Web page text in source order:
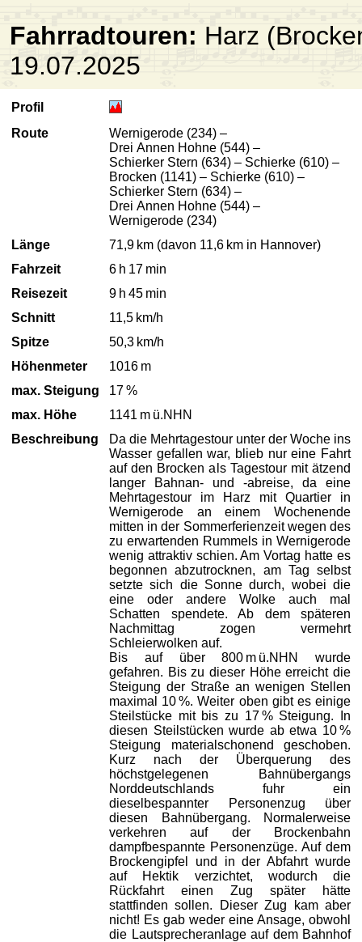
Fahrradtouren: Harz
19.07.2025
Profil
Route
Wernigerode (234) –
Drei Annen Hohne (544) –
Schierker Stern (634) – Schierke (610) –
Brocken (1141) – Schierke (610) –
Schierker Stern (634) –
Drei Annen Hohne (544) –
Wernigerode (234)
Länge
71,9 km (davon 11,6 km in Hannover)
Fahrzeit
6 h 17 min
Reisezeit
9 h 45 min
Schnitt
11,5 km/h
Spitze
50,3 km/h
Höhenmeter
1016 m
max. Steigung
17 %
max. Höhe
1141 m ü.NHN
Beschreibung
Da die Mehrtagestour unter der Woche ins
Wasser gefallen war, blieb nur eine Fahrt
auf den Brocken als Tagestour mit ätzend
langer Bahnan- und -abreise, da eine
Mehrtagestour im Harz mit Quartier in
Wernigerode an einem Wochenende
mitten in der Sommerferienzeit wegen des
zu erwartenden Rummels in Wernigerode
wenig attraktiv schien. Am Vortag hatte es
begonnen abzutrocknen, am Tag selbst
setzte sich die Sonne durch, wobei die
eine oder andere Wolke auch mal
Schatten spendete. Ab dem späteren
Nachmittag zogen vermehrt
Schleierwolken auf.
Bis auf über 800 m ü.NHN wurde
gefahren. Bis zu dieser Höhe erreicht die
Steigung der Straße an wenigen Stellen
maximal 10 %. Weiter oben gibt es einige
Steilstücke mit bis zu 17 % Steigung. In
diesen Steilstücken wurde ab etwa 10 %
Steigung materialschonend geschoben.
Kurz nach der Überquerung des
höchstgelegenen Bahnübergangs
Norddeutschlands fuhr ein
dieselbespannter Personenzug über
diesen Bahnübergang. Normalerweise
verkehren auf der Brockenbahn
dampfbespannte Personenzüge. Auf dem
Brockengipfel und in der Abfahrt wurde
auf Hektik verzichtet, wodurch die
Rückfahrt einen Zug später hätte
stattfinden sollen. Dieser Zug kam aber
nicht! Es gab weder eine Ansage, obwohl
die Lautsprecheranlage auf dem Bahnhof